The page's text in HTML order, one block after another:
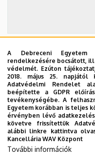
2026. szeptember 19.
ÁOK-
Az Általános
én, szombaton 11
ünnepségét a
és E-learning
élőben közvetíti az
ÜNNEPSÉG,
A Debreceni
rendelkezésére bocsátott,
védelmét. Ezúton
2018. május 25. napjától
Adatvédelmi Rendelet
beépítette a GDPR
tevékenységébe. A
Egyetem korábban is teljes
érvényben lévő
követve frissítettük
alábbi linkre kattintva
Kancellária WAV Központ
További információk